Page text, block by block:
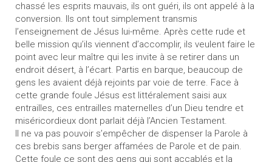
chassé les esprits mauvais, ils ont guéri, ils ont appelé à la
conversion. Ils ont tout simplement transmis
l’enseignement de Jésus lui-même. Après cette rude et
belle mission qu’ils viennent d’accomplir, ils veulent faire le
point avec leur maître qui les invite à se retirer dans un
endroit désert, à l’écart. Partis en barque, beaucoup de
gens les avaient déjà rejoints par voie de terre. Face à
cette grande foule Jésus est littéralement saisi aux
entrailles, ces entrailles maternelles d’un Dieu tendre et
miséricordieux dont parlait déjà l’Ancien Testament.
Il ne va pas pouvoir s’empêcher de dispenser la Parole à
ces brebis sans berger affamées de Parole et de pain.
Cette foule ce sont des gens qui sont accablés et la